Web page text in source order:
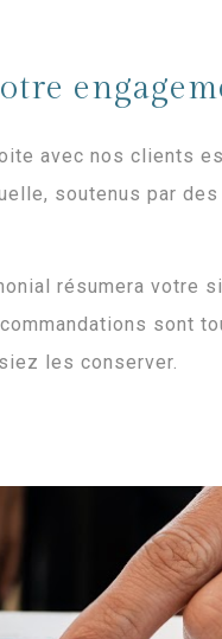
avec nos clients
soutenus par
résumera votre
sont
les conserver.